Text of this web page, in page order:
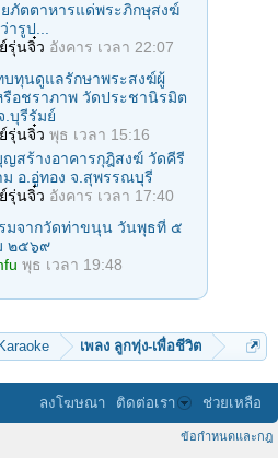
ภัตตาหารแด่พระภิกษุสงฆ์
ารูป...
รุ่นจิ๋ว อังคาร เวลา 22:07
บทุนดูแลรักษาพระสงฆ์ผู้
รือชราภาพ วัดประชานิรมิต
.บุรีรัมย์
รุ่นจิ๋ว พุธ เวลา 15:16
สร้างอาคารกุฎิสงฆ์ วัดคีรี
อ.อู่ทอง จ.สุพรรณบุรี
รุ่นจิ๋ว อังคาร เวลา 17:40
รมจากวัดท่าขนุน วันพุธที่ ๕
๒๕๖๙
พุธ เวลา 19:48
เพลง ลูกทุ่ง-เพื่อชีวิต
ลงโฆษณา ติดต่อเรา ช่วยเหลือ
ข้อกำหนดและกฎ